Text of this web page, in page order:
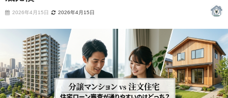
2026年4月15日 2026年4月15日